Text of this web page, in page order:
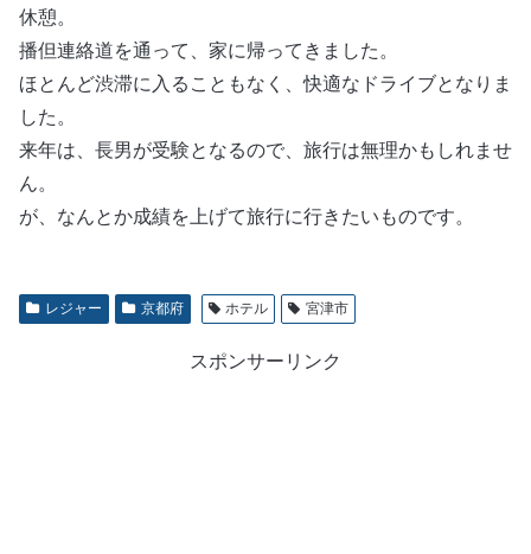
休憩。
播但連絡道を通って、家に帰ってきました。
ほとんど渋滞に入ることもなく、快適なドライブとなりま
した。
来年は、長男が受験となるので、旅行は無理かもしれませ
ん。
が、なんとか成績を上げて旅行に行きたいものです。
レジャー 京都府 ホテル 宮津市
スポンサーリンク